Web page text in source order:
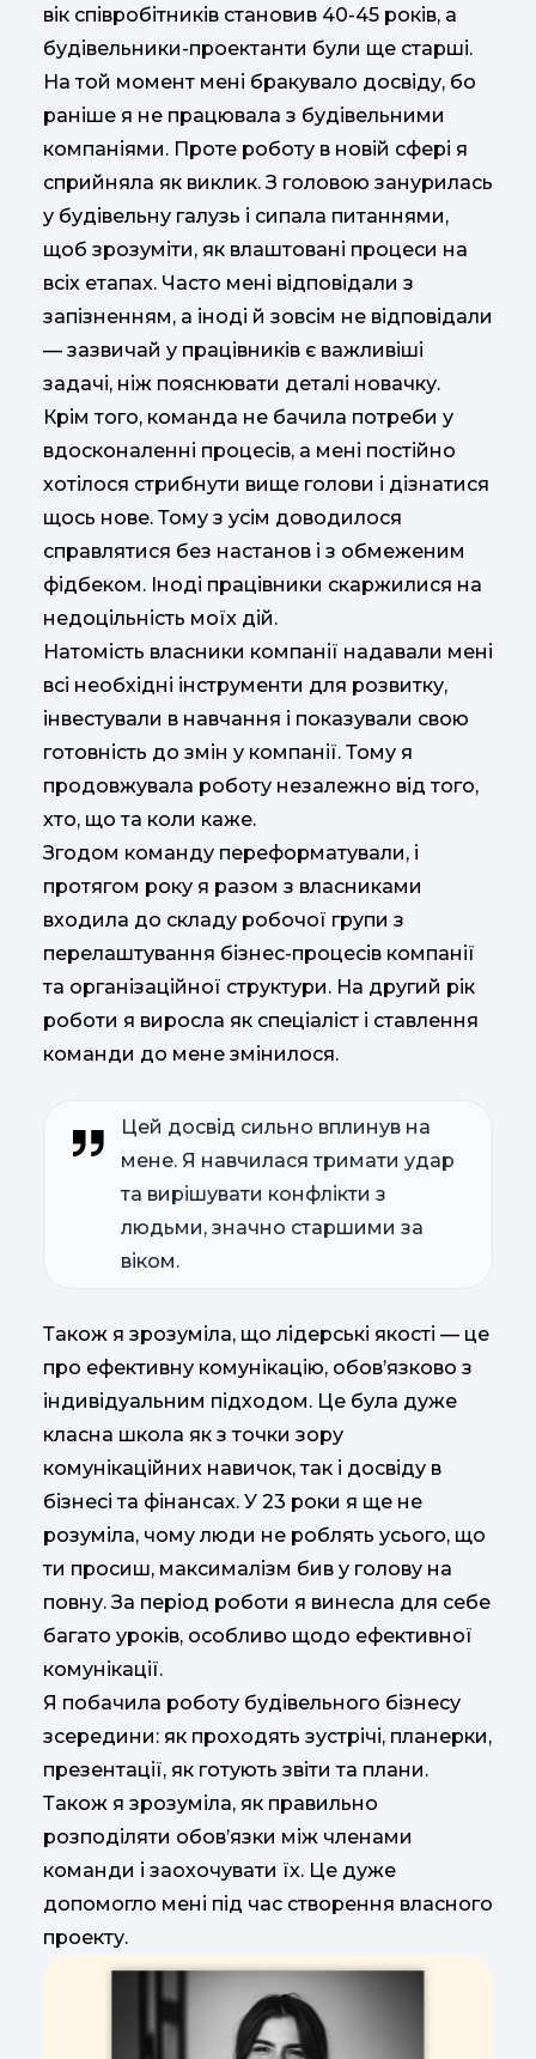
вік співробітників становив 40-45 років, а
будівельники-проектанти були ще старші.
На той момент мені бракувало досвіду, бо
раніше я не працювала з будівельними
компаніями. Проте роботу в новій сфері я
сприйняла як виклик. З головою занурилась
у будівельну галузь і сипала питаннями,
щоб зрозуміти, як влаштовані процеси на
всіх етапах. Часто мені відповідали з
запізненням, а іноді й зовсім не відповідали
— зазвичай у працівників є важливіші
задачі, ніж пояснювати деталі новачку.
Крім того, команда не бачила потреби у
вдосконаленні процесів, а мені постійно
хотілося стрибнути вище голови і дізнатися
щось нове. Тому з усім доводилося
справлятися без настанов і з обмеженим
фідбеком. Іноді працівники скаржилися на
недоцільність моїх дій.
Натомість власники компанії надавали мені
всі необхідні інструменти для розвитку,
інвестували в навчання і показували свою
готовність до змін у компанії. Тому я
продовжувала роботу незалежно від того,
хто, що та коли каже.
Згодом команду переформатували, і
протягом року я разом з власниками
входила до складу робочої групи з
перелаштування бізнес-процесів компанії
та організаційної структури. На другий рік
роботи я виросла як спеціаліст і ставлення
команди до мене змінилося.
Цей досвід сильно вплинув на
мене. Я навчилася тримати удар
та вирішувати конфлікти з
людьми, значно старшими за
віком.
Також я зрозуміла, що лідерські якості — це
про ефективну комунікацію, обов’язково з
індивідуальним підходом. Це була дуже
класна школа як з точки зору
комунікаційних навичок, так і досвіду в
бізнесі та фінансах. У 23 роки я ще не
розуміла, чому люди не роблять усього, що
ти просиш, максималізм бив у голову на
повну. За період роботи я винесла для себе
багато уроків, особливо щодо ефективної
комунікації.
Я побачила роботу будівельного бізнесу
зсередини: як проходять зустрічі, планерки,
презентації, як готують звіти та плани.
Також я зрозуміла, як правильно
розподіляти обов’язки між членами
команди і заохочувати їх. Це дуже
допомогло мені під час створення власного
проекту.